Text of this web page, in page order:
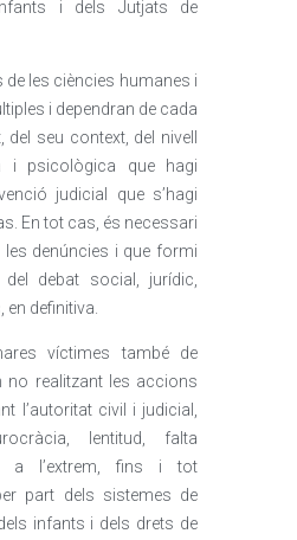
i dels Jutjats de
de les ciències humanes i
i dependran de cada
seu context, del nivell
i psicològica que hagi
judicial que s’hagi
En tot cas, és necessari
les denúncies i que formi
del debat social, jurídic,
definitiva.
víctimes també de
no realitzant les accions
l’autoritat civil i judicial,
lentitud, falta
a l’extrem, fins i tot
part dels sistemes de
infants i dels drets de